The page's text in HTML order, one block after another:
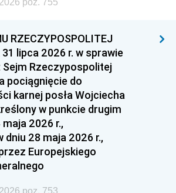
1995 1994
1992 1991
1989
1986 1985
1983
1980 1979
1977
1974
poz. 755
RZECZYPOSPOLITEJ
31 lipca 2026 r. w sprawie
Rzeczypospolitej
pociągnięcie do
karnej posła Wojciecha
w punkcie drugim
2026 r.,
dniu 28 maja 2026 r.,
Europejskiego
poz. 753